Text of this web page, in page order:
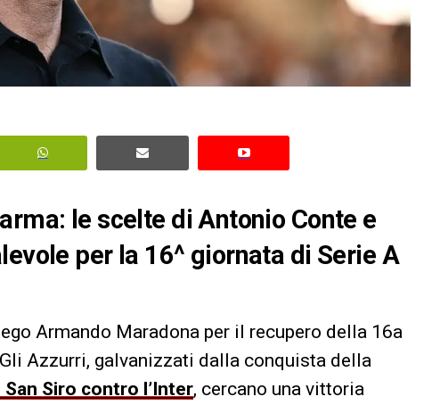
le scelte di Antonio Conte e
per la 16^ giornata di Serie A
Armando Maradona per il recupero della 16a
Azzurri, galvanizzati dalla conquista della
Siro contro l’Inter, cercano una vittoria